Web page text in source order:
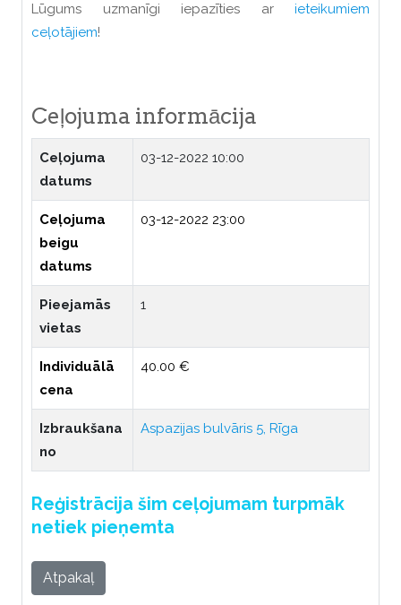
Lūgums uzmanīgi iepazīties ar ieteikumiem
ceļotājiem!
Ceļojuma informācija
Ceļojuma
datums
03-12-2022 10:00
Ceļojuma
beigu
datums
03-12-2022 23:00
Pieejamās
vietas
1
Individuālā
cena
40.00 €
Izbraukšana
no
Aspazijas bulvāris 5, Rīga
Reģistrācija šim ceļojumam turpmāk
netiek pieņemta
Atpakaļ